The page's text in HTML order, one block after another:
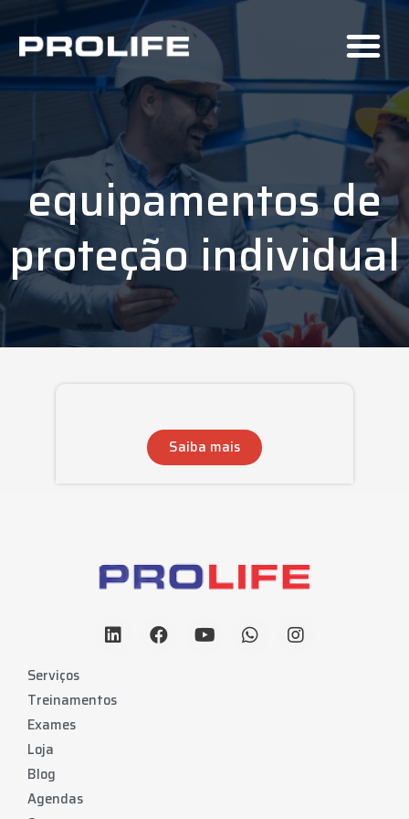
equipamentos de
proteção individual
Saiba mais
Serviços
Treinamentos
Exames
Loja
Blog
Agendas